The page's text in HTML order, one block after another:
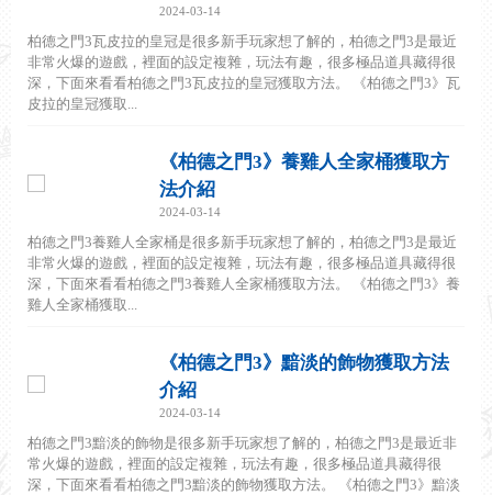
2024-03-14
柏德之門3瓦皮拉的皇冠是很多新手玩家想了解的，柏德之門3是最近
非常火爆的遊戲，裡面的設定複雜，玩法有趣，很多極品道具藏得很
深，下面來看看柏德之門3瓦皮拉的皇冠獲取方法。 《柏德之門3》瓦
皮拉的皇冠獲取...
《柏德之門3》養雞人全家桶獲取方
法介紹
2024-03-14
柏德之門3養雞人全家桶是很多新手玩家想了解的，柏德之門3是最近
非常火爆的遊戲，裡面的設定複雜，玩法有趣，很多極品道具藏得很
深，下面來看看柏德之門3養雞人全家桶獲取方法。 《柏德之門3》養
雞人全家桶獲取...
《柏德之門3》黯淡的飾物獲取方法
介紹
2024-03-14
柏德之門3黯淡的飾物是很多新手玩家想了解的，柏德之門3是最近非
常火爆的遊戲，裡面的設定複雜，玩法有趣，很多極品道具藏得很
深，下面來看看柏德之門3黯淡的飾物獲取方法。 《柏德之門3》黯淡